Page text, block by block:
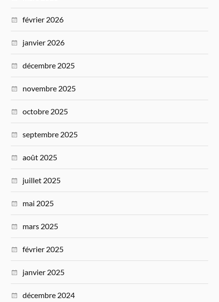
février 2026
janvier 2026
décembre 2025
novembre 2025
octobre 2025
septembre 2025
août 2025
juillet 2025
mai 2025
mars 2025
février 2025
janvier 2025
décembre 2024